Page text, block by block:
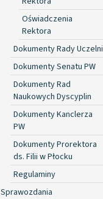
Oświadczenia
Rektora
Dokumenty Rady Uczelni
Dokumenty Senatu PW
Dokumenty Rad
Naukowych Dyscyplin
Dokumenty Kanclerza
PW
Dokumenty Prorektora
ds. Filii w Płocku
Regulaminy
Sprawozdania